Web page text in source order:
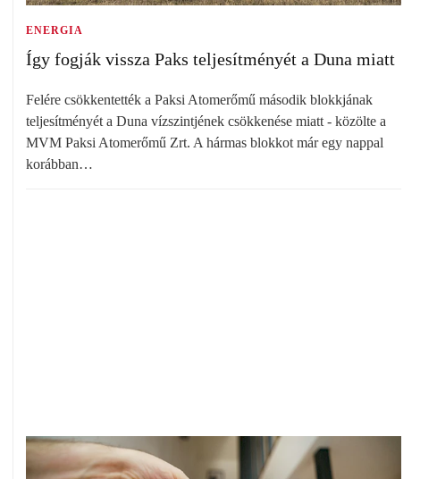
ENERGIA
Így fogják vissza Paks teljesítményét a Duna miatt
Felére csökkentették a Paksi Atomerőmű második blokkjának
teljesítményét a Duna vízszintjének csökkenése miatt - közölte a
MVM Paksi Atomerőmű Zrt. A hármas blokkot már egy nappal
korábban…